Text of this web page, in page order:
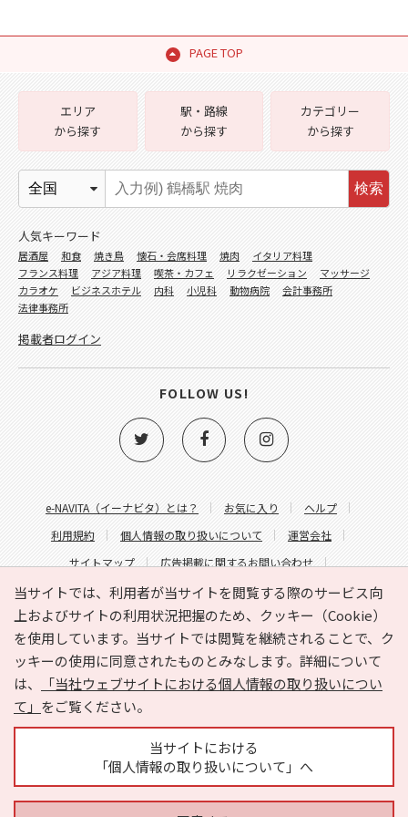
PAGE TOP
当サイトでは、利用者が当サイトを閲覧する際のサービス向
上およびサイトの利用状況把握のため、クッキー（Cookie）
を使用しています。当サイトでは閲覧を継続されることで、ク
ッキーの使用に同意されたものとみなします。詳細について
は、
「当社ウェブサイトにおける個人情報の取り扱いについ
て」 をご覧ください。
当サイトにおける
「個人情報の取り扱いについて」へ
e-NAVITA（イーナビタ）とは？ お気に入り
ヘルプ
利用規約
個人情報の取り扱いについて
運営会社
サイトマップ
広告掲載に関するお問い合わせ
サイトの内容に関するお問い合わせ
エリア
から探す
駅・路線
から探す
カテゴリー
から探す
検索
人気キーワード
居酒屋 和食 焼き鳥 懐石・会席料理 焼肉
イタリア料理
フランス料理
アジア料理 喫茶・カフェ リラクゼーション
マッサージ
カラオケ
ビジネスホテル 内科 小児科 動物病院
会計事務所
法律事務所
掲載者ログイン
FOLLOW US!
Copyright © HYOJITO.Co.,Ltd. All Rights Reserved.